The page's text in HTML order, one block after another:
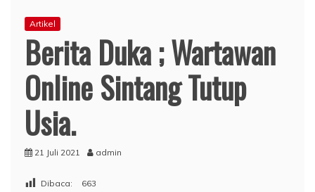
Artikel
Berita Duka ; Wartawan
Online Sintang Tutup
Usia.
21 Juli 2021 admin
Dibaca: 663